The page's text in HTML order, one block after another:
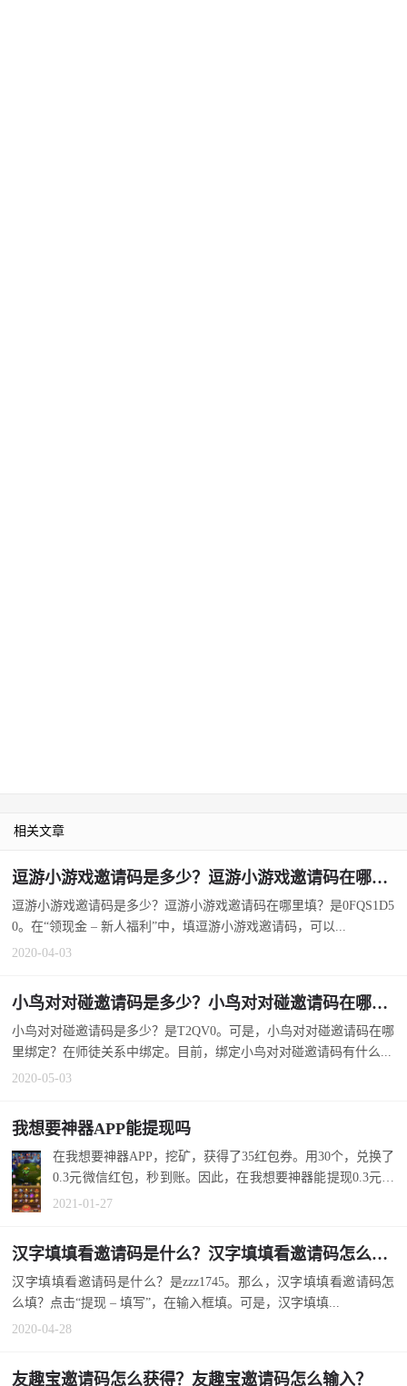
相关文章
逗游小游戏邀请码是多少？逗游小游戏邀请码在哪里填？
逗游小游戏邀请码是多少？逗游小游戏邀请码在哪里填？是0FQS1D5
0。在“领现金 – 新人福利”中，填逗游小游戏邀请码，可以...
2020-04-03
小鸟对对碰邀请码是多少？小鸟对对碰邀请码在哪里绑定？
小鸟对对碰邀请码是多少？是T2QV0。可是，小鸟对对碰邀请码在哪
里绑定？在师徒关系中绑定。目前，绑定小鸟对对碰邀请码有什么...
2020-05-03
我想要神器APP能提现吗
在我想要神器APP，挖矿，获得了35红包券。用30个，兑换了
0.3元微信红包，秒到账。因此，在我想要神器能提现0.3元。
剩下的提现...
2021-01-27
汉字填填看邀请码是什么？汉字填填看邀请码怎么填？
汉字填填看邀请码是什么？是zzz1745。那么，汉字填填看邀请码怎
么填？点击“提现 – 填写”，在输入框填。可是，汉字填填...
2020-04-28
友趣宝邀请码怎么获得？友趣宝邀请码怎么输入？